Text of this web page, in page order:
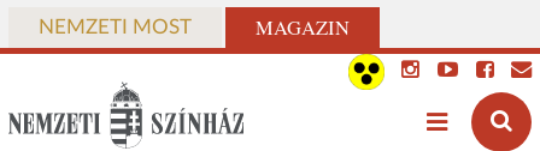
NEMZETI MOST MAGAZIN